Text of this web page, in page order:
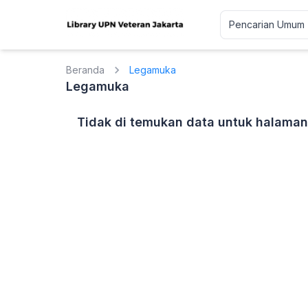
Beranda Legamuka
Legamuka
Tidak di temukan data untuk